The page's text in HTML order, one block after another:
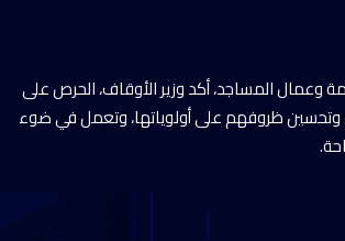
وعمال المساجد، أكد وزير الأوقاف، الحرص على
وتحسين ظروفهم على أولوياتها، وتعمل في ضوء